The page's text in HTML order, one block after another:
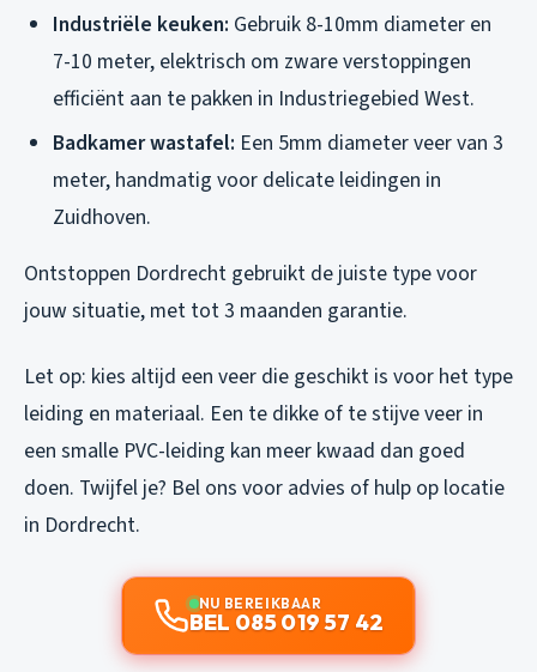
Industriële keuken: Gebruik 8-10mm diameter en
7-10 meter, elektrisch om zware verstoppingen
efficiënt aan te pakken in Industriegebied West.
Badkamer wastafel: Een 5mm diameter veer van 3
meter, handmatig voor delicate leidingen in
Zuidhoven.
Ontstoppen Dordrecht gebruikt de juiste type voor
jouw situatie, met tot 3 maanden garantie.
Let op: kies altijd een veer die geschikt is voor het type
leiding en materiaal. Een te dikke of te stijve veer in
een smalle PVC-leiding kan meer kwaad dan goed
doen. Twijfel je? Bel ons voor advies of hulp op locatie
in Dordrecht.
NU BEREIKBAAR
BEL 085 019 57 42